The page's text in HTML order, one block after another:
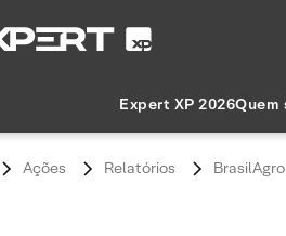
Expert XP 2026Quem
Ações Relatórios